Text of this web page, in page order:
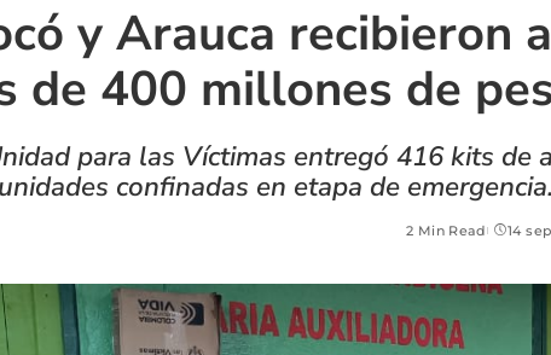
y Arauca recibieron
de 400 millones de
para las Víctimas entregó 416 kits de
confinadas en etapa de emergencia.
2 Min Read 14